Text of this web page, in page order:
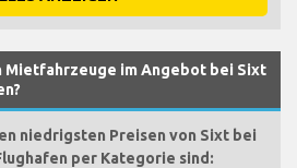
Mietfahrzeuge im Angebot bei Sixt
niedrigsten Preisen von Sixt bei
per Kategorie sind: